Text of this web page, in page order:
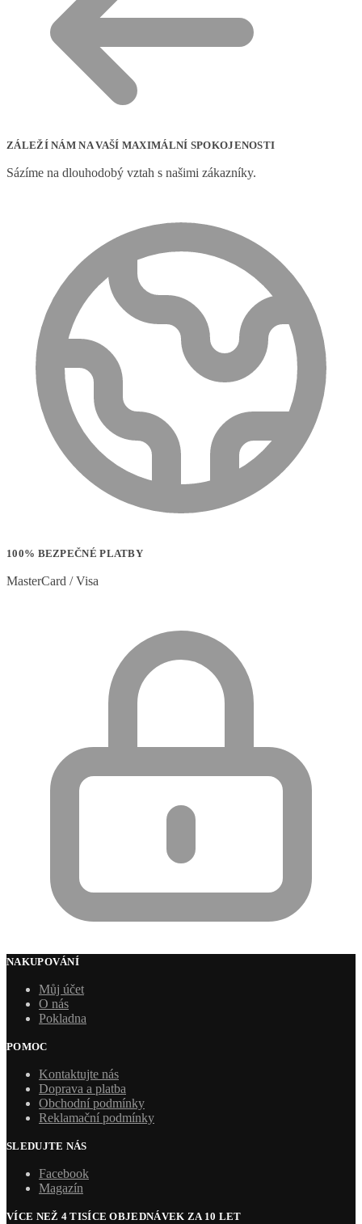
ZÁLEŽÍ NÁM NA VAŠÍ MAXIMÁLNÍ SPOKOJENOSTI
Sázíme na dlouhodobý vztah s našimi zákazníky.
100% BEZPEČNÉ PLATBY
MasterCard / Visa
NAKUPOVÁNÍ
Můj účet
O nás
Pokladna
POMOC
Kontaktujte nás
Doprava a platba
Obchodní podmínky
Reklamační podmínky
SLEDUJTE NÁS
Facebook
Magazín
VÍCE NEŽ 4 TISÍCE OBJEDNÁVEK ZA 10 LET